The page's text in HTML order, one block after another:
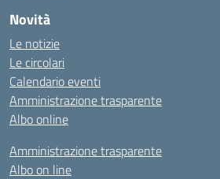
Novità
Le notizie
Le circolari
Calendario eventi
Amministrazione trasparente
Albo online
Amministrazione trasparente
Albo on line